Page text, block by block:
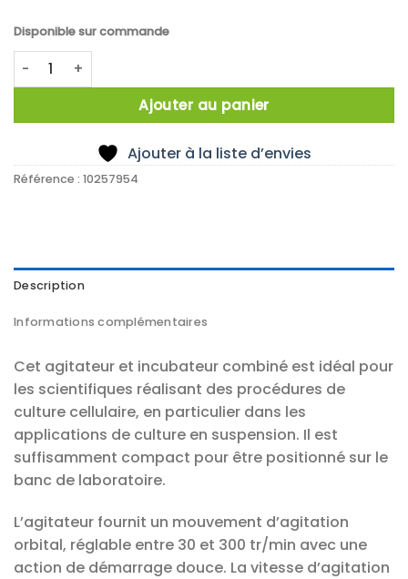
Disponible sur commande
quantité de Cole-Parmer™ Incubateur à agitation
Ajouter au panier
Ajouter à la liste d’envies
Référence : 10257954
Description
Informations complémentaires
Cet agitateur et incubateur combiné est idéal pour
les scientifiques réalisant des procédures de
culture cellulaire, en particulier dans les
applications de culture en suspension. Il est
suffisamment compact pour être positionné sur le
banc de laboratoire.
L’agitateur fournit un mouvement d’agitation
orbital, réglable entre 30 et 300 tr/min avec une
action de démarrage douce. La vitesse d’agitation